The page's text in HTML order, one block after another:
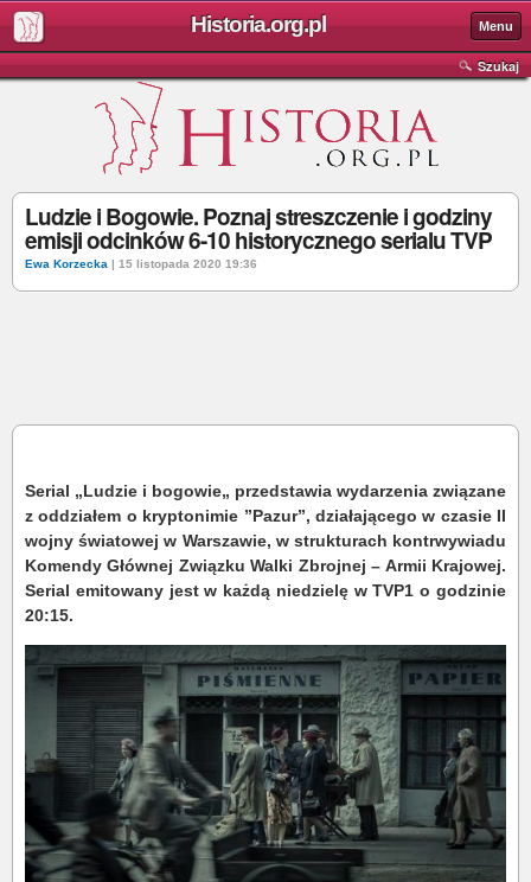
Historia.org.pl Menu
Szukaj
Ludzie i Bogowie. Poznaj streszczenie i godziny
emisji odcinków 6-10 historycznego serialu TVP
Ewa Korzecka | 15 listopada 2020 19:36
Serial „Ludzie i bogowie„ przedstawia wydarzenia związane
z oddziałem o kryptonimie ”Pazur”, działającego w czasie II
wojny światowej w Warszawie, w strukturach kontrwywiadu
Komendy Głównej Związku Walki Zbrojnej – Armii Krajowej.
Serial emitowany jest w każdą niedzielę w TVP1 o godzinie
20:15.